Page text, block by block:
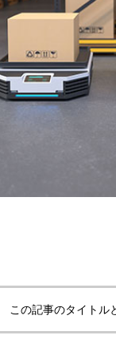
この記事のタイトル